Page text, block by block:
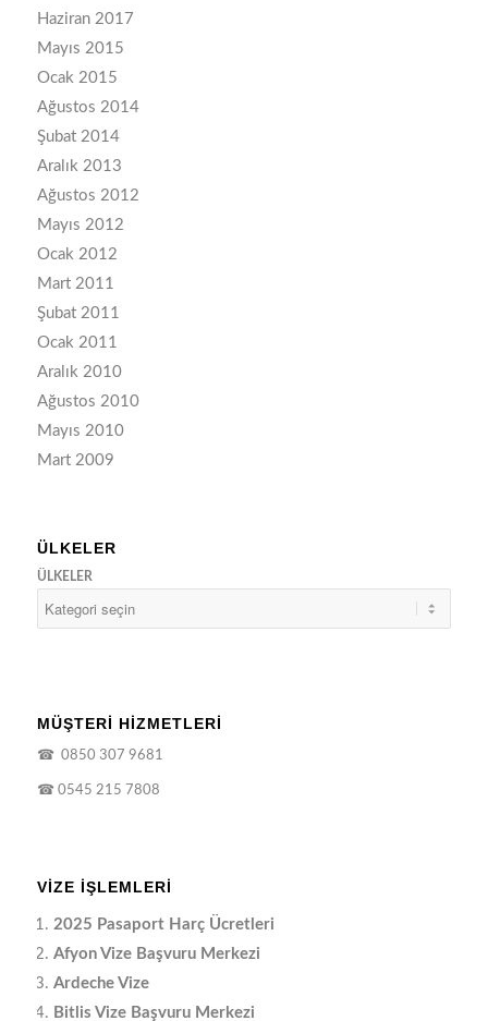
Haziran 2017
Mayıs 2015
Ocak 2015
Ağustos 2014
Şubat 2014
Aralık 2013
Ağustos 2012
Mayıs 2012
Ocak 2012
Mart 2011
Şubat 2011
Ocak 2011
Aralık 2010
Ağustos 2010
Mayıs 2010
Mart 2009
ÜLKELER
ÜLKELER
MÜŞTERİ HİZMETLERİ
☎0850 307 9681
☎0545 215 7808
VIZE İŞLEMLERI
2025 Pasaport Harç Ücretleri
Afyon Vize Başvuru Merkezi
Ardeche Vize
Bitlis Vize Başvuru Merkezi